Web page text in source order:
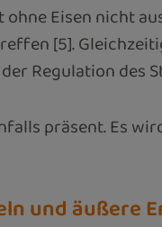
Eisen nicht
[5].
Regulation des
präsent. Es
und äußere